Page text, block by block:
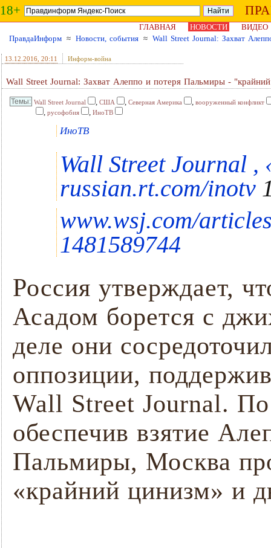
18+
ГЛАВНАЯ НОВОСТИ
ВИДЕО
ПравдаИнформ ≈ Новости, события ≈ Wall Street Journal: Захват
13.12.2016 , 20:11 Информ-война
Wall Street Journal: Захват Алеппо и потеря Пальмиры -
Wall Street Journal , США , Северная Америка , вооруженный конфликт
, русофобия , ИноТВ
ИноТВ
Wall Street Journal
russian.rt.com/inotv
www.wsj.com/
1481589744
Россия утверждает,
Асадом борется с
деле они
оппозиции,
Wall Street Journal.
обеспечив взятие
Пальмиры, Москва
«крайний цинизм» и